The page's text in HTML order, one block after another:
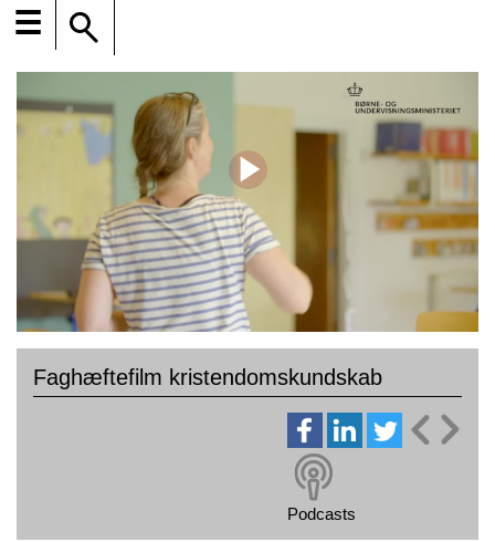
☰
Faghæftefilm kristendomskundskab
Podcasts